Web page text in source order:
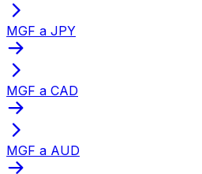
MGF a JPY
MGF a CAD
MGF a AUD